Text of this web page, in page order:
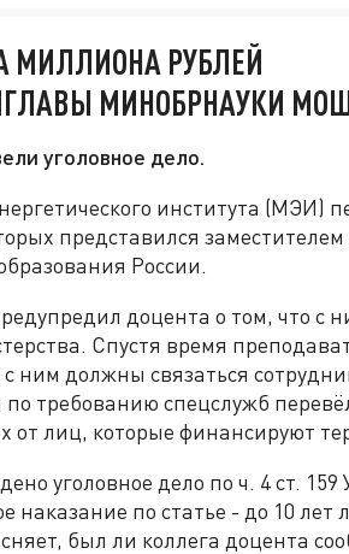
МИЛЛИОНА РУБЛЕЙ
МИНОБРНАУКИ
уголовное дело.
института (МЭИ)
представился заместителем
России.
доцента о том, что с
Спустя время
ним должны связаться
требованию спецслужб
от лиц, которые финансируют
уголовное дело по ч. 4 ст. 159
по статье - до 10 лет
был ли коллега доцента